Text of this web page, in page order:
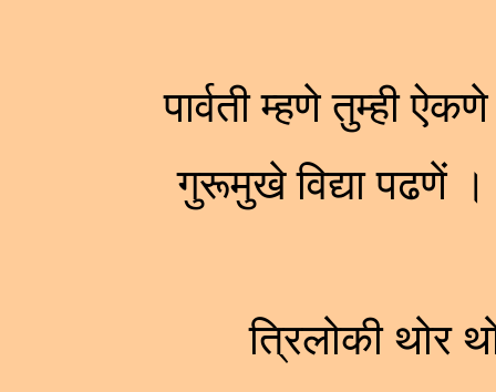
पार्वती म्हणे तुम्ही
गुरूमुखे विद्या पढणें
त्रिलोकी थोर